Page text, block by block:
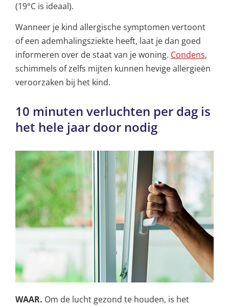
(19°C is ideaal).
Wanneer je kind allergische symptomen vertoont
of een ademhalingsziekte heeft, laat je dan goed
informeren over de staat van je woning. Condens,
schimmels of zelfs mijten kunnen hevige allergieën
veroorzaken bij het kind.
10 minuten verluchten per dag is
het hele jaar door nodig
WAAR. Om de lucht gezond te houden, is het